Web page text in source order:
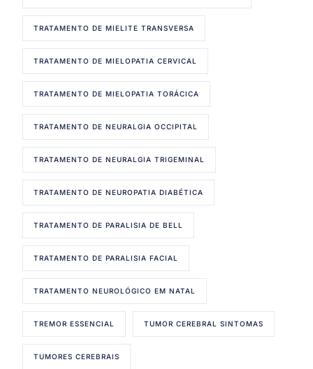
TRATAMENTO DE MIELITE TRANSVERSA
TRATAMENTO DE MIELOPATIA CERVICAL
TRATAMENTO DE MIELOPATIA TORÁCICA
TRATAMENTO DE NEURALGIA OCCIPITAL
TRATAMENTO DE NEURALGIA TRIGEMINAL
TRATAMENTO DE NEUROPATIA DIABÉTICA
TRATAMENTO DE PARALISIA DE BELL
TRATAMENTO DE PARALISIA FACIAL
TRATAMENTO NEUROLÓGICO EM NATAL
TREMOR ESSENCIAL TUMOR CEREBRAL SINTOMAS
TUMORES CEREBRAIS